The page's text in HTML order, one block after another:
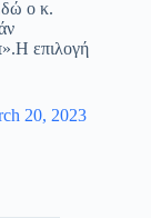
ο κ.
επιλογή
20, 2023